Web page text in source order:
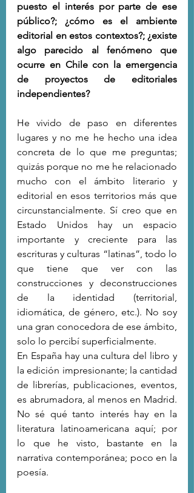
puesto el interés por parte de ese
público?; ¿cómo es el ambiente
editorial en estos contextos?; ¿existe
algo parecido al fenómeno que
ocurre en Chile con la emergencia
de proyectos de editoriales
independientes?
He vivido de paso en diferentes
lugares y no me he hecho una idea
concreta de lo que me preguntas;
quizás porque no me he relacionado
mucho con el ámbito literario y
editorial en esos territorios más que
circunstancialmente. Sí creo que en
Estado Unidos hay un espacio
importante y creciente para las
escrituras y culturas “latinas”, todo lo
que tiene que ver con las
construcciones y deconstrucciones
de la identidad (territorial,
idiomática, de género, etc.). No soy
una gran conocedora de ese ámbito,
solo lo percibí superficialmente.
En España hay una cultura del libro y
la edición impresionante; la cantidad
de librerías, publicaciones, eventos,
es abrumadora, al menos en Madrid.
No sé qué tanto interés hay en la
literatura latinoamericana aquí; por
lo que he visto, bastante en la
narrativa contemporánea; poco en la
poesía.